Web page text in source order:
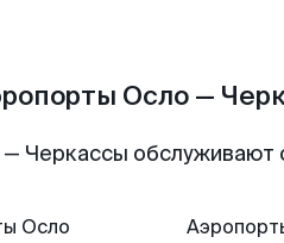
Осло —
Черкассы
Осло